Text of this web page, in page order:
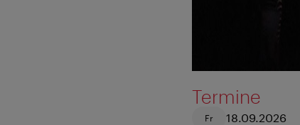
Termine
Fr 18.09.2026